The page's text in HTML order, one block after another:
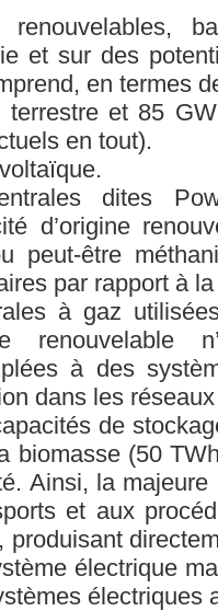
et sur des
en termes
et 85
en tout).
dites
d’origine
peut-être
par rapport à
à gaz
renouvelable
à des
dans les
de
biomasse (50
Ainsi, la
et aux
électrique
électriques